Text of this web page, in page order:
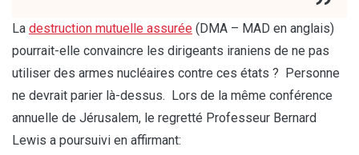
La destruction mutuelle assurée (DMA – MAD en anglais)
pourrait-elle convaincre les dirigeants iraniens de ne pas
utiliser des armes nucléaires contre ces états ? Personne
ne devrait parier là-dessus. Lors de la même conférence
annuelle de Jérusalem, le regretté Professeur Bernard
Lewis a poursuivi en affirmant: